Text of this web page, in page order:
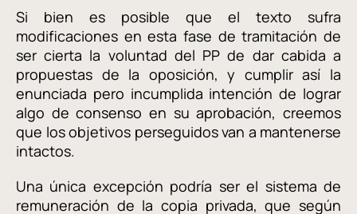
Si bien es posible que el texto sufra
modificaciones en esta fase de tramitación de
ser cierta la voluntad del PP de dar cabida a
propuestas de la oposición, y cumplir así la
enunciada pero incumplida intención de lograr
algo de consenso en su aprobación, creemos
que los objetivos perseguidos van a mantenerse
intactos.
Una única excepción podría ser el sistema de
remuneración de la copia privada, que según